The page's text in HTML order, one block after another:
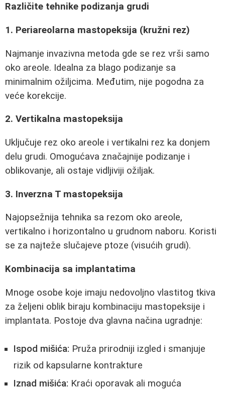
Različite tehnike podizanja grudi
1. Periareolarna mastopeksija (kružni rez)
Najmanje invazivna metoda gde se rez vrši samo
oko areole. Idealna za blago podizanje sa
minimalnim ožiljcima. Međutim, nije pogodna za
veće korekcije.
2. Vertikalna mastopeksija
Uključuje rez oko areole i vertikalni rez ka donjem
delu grudi. Omogućava značajnije podizanje i
oblikovanje, ali ostaje vidljiviji ožiljak.
3. Inverzna T mastopeksija
Najopsežnija tehnika sa rezom oko areole,
vertikalno i horizontalno u grudnom naboru. Koristi
se za najteže slučajeve ptoze (visućih grudi).
Kombinacija sa implantatima
Mnoge osobe koje imaju nedovoljno vlastitog tkiva
za željeni oblik biraju kombinaciju mastopeksije i
implantata. Postoje dva glavna načina ugradnje:
Ispod mišića: Pruža prirodniji izgled i smanjuje
rizik od kapsularne kontrakture
Iznad mišića: Kraći oporavak ali moguća